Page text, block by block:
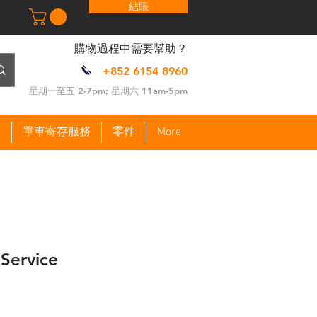
結賬
​購物過程中需要幫助？
+852 6154 8960
​星期一至五 2-7pm; 星期六 11am-5pm
單車寄存服務 零件 More